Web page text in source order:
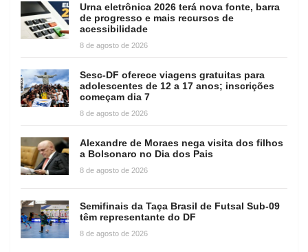
Urna eletrônica 2026 terá nova fonte, barra
de progresso e mais recursos de
acessibilidade
8 de agosto de 2026
Sesc-DF oferece viagens gratuitas para
adolescentes de 12 a 17 anos; inscrições
começam dia 7
8 de agosto de 2026
Alexandre de Moraes nega visita dos filhos
a Bolsonaro no Dia dos Pais
8 de agosto de 2026
Semifinais da Taça Brasil de Futsal Sub-09
têm representante do DF
8 de agosto de 2026